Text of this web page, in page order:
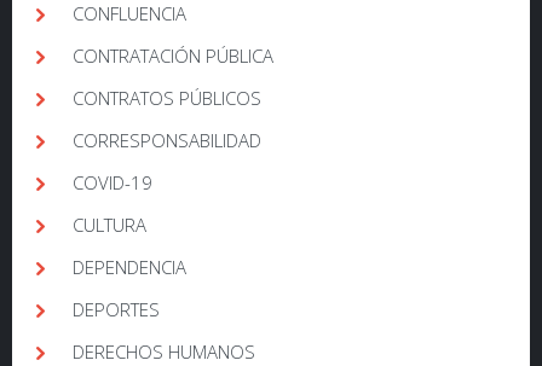
CONFLUENCIA
CONTRATACIÓN PÚBLICA
CONTRATOS PÚBLICOS
CORRESPONSABILIDAD
COVID-19
CULTURA
DEPENDENCIA
DEPORTES
DERECHOS HUMANOS